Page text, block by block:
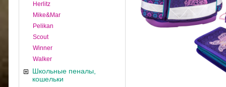
Herlitz
Mike&Mar
Pelikan
Scout
Winner
Walker
Школьные пеналы,
кошельки